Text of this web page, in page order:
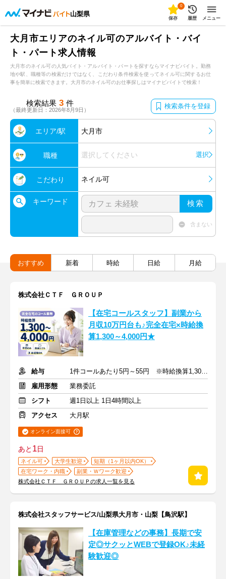
山梨県
0
保存 履歴 メニュー
大月市エリアのネイル可のアルバイト・バイ
ト・パート求人情報
大月市のネイル可の人気バイト・アルバイト・パートを探すならマイナビバイト。勤務
地や駅、職種等の検索だけではなく、こだわり条件検索を使ってネイル可に関するお仕
事を簡単に検索できます。大月市のネイル可のお仕事探しはマイナビバイトで検索！
検索結果 3 件
（最終更新日：2026年8月9日） 検索条件を登録
エリア/駅 大月市
職種 選択してください 選択
こだわり ネイル可
キーワード 検索
含まない
おすすめ 新着 時給 日給 月給
株式会社ＣＴＦ ＧＲＯＵＰ
【在宅コールスタッフ】副業から
月収10万円台も♪完全在宅×時給換
算1,300～4,000円★
給与
1件コールあたり5円～55円 ※時給換算1,300円～4,000円
雇用形態
業務委託
シフト
週1日以上 1日4時間以上
アクセス
大月駅
オンライン面接可
あと 1日
ネイル可 大学生歓迎
短期（1ヶ月以内OK）
在宅ワーク・内職
副業・Ｗワーク歓迎
株式会社ＣＴＦ ＧＲＯＵＰの求人一覧を見る
株式会社スタッフサービス/山梨県大月市・山梨【鳥沢駅】
【在庫管理などの事務】長期で安
定◎サクッとWEBで登録OK♪未経
験歓迎◎